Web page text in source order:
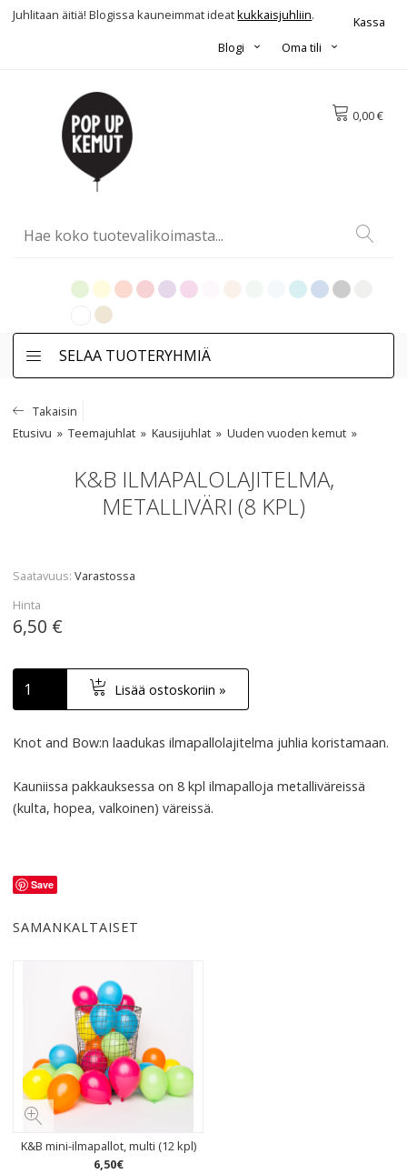
Juhlitaan äitiä! Blogissa kauneimmat ideatkukkaisjuhliin.
Kassa
Oma tili
Blogi
0,00 €
SELAA TUOTERYHMIÄ
Takaisin
Etusivu
Teemajuhlat Kausijuhlat Uuden vuoden kemut
K&B ILMAPALOLAJITELMA,
METALLIVÄRI (8 KPL)
Saatavuus Varastossa
Hinta
6,50 €
Lisää ostoskoriin »
Knot and Bow:n laadukas ilmapallolajitelma juhlia koristamaan.
Kauniissa pakkauksessa on 8 kpl ilmapalloja metalliväreissä
(kulta, hopea, valkoinen) väreissä.
Save
SAMANKALTAISET
K&B mini-ilmapallot, multi (12 kpl)
6,50€